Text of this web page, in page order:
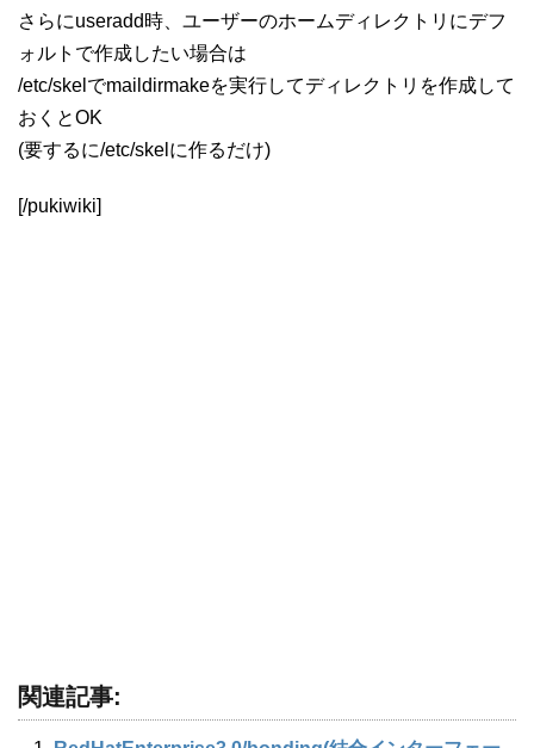
さらにuseradd時、ユーザーのホームディレクトリにデフ
ォルトで作成したい場合は
/etc/skelでmaildirmakeを実行してディレクトリを作成して
おくとOK
(要するに/etc/skelに作るだけ)
[/pukiwiki]
関連記事: